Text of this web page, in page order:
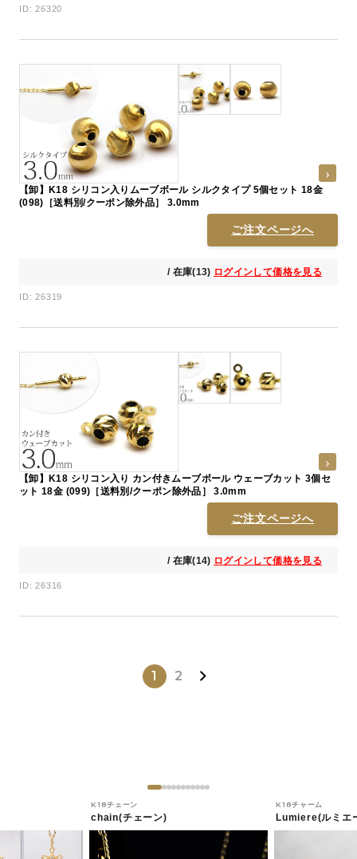
ID: 26320
【卸】K18 シリコン入りムーブボール シルクタイプ 5個セット 18金
(098)［送料別/クーポン除外品］ 3.0mm
ご注文ページへ
/ 在庫(13) ログインして価格を見る
ID: 26319
【卸】K18 シリコン入り カン付きムーブボール ウェーブカット 3個セ
ット 18金 (099)［送料別/クーポン除外品］ 3.0mm
ご注文ページへ
/ 在庫(14) ログインして価格を見る
ID: 26316
1 2
K18チェーン
chain(チェーン)
K18チャーム
Lumiere(ルミエ